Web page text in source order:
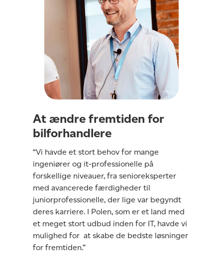
At ændre fremtiden for
bilforhandlere
“Vi havde et stort behov for mange
ingeniører og it-professionelle på
forskellige niveauer, fra senioreksperter
med avancerede færdigheder til
juniorprofessionelle, der lige var begyndt
deres karriere. I Polen, som er et land med
et meget stort udbud inden for IT, havde vi
mulighed for at skabe de bedste løsninger
for fremtiden.”